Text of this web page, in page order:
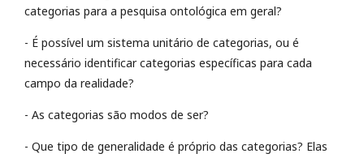
categorias para a pesquisa ontológica em geral?
- É possível um sistema unitário de categorias, ou é
necessário identificar categorias específicas para cada
campo da realidade?
- As categorias são modos de ser?
- Que tipo de generalidade é próprio das categorias? Elas